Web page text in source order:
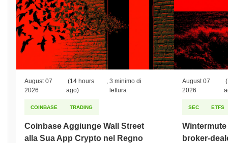
August 07
2026
(14 hours
ago)
3 minimo di
lettura
COINBASE TRADING
Coinbase Aggiunge Wall Street
alla Sua App Crypto nel Regno
August 07
2026
SEC ETFS
broker-